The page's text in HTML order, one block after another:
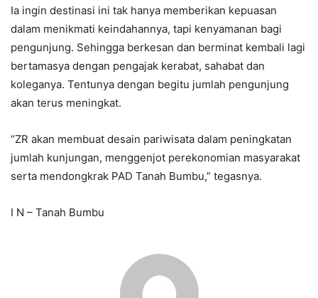
Ia ingin destinasi ini tak hanya memberikan kepuasan
dalam menikmati keindahannya, tapi kenyamanan bagi
pengunjung. Sehingga berkesan dan berminat kembali lagi
bertamasya dengan pengajak kerabat, sahabat dan
koleganya. Tentunya dengan begitu jumlah pengunjung
akan terus meningkat.
“ZR akan membuat desain pariwisata dalam peningkatan
jumlah kunjungan, menggenjot perekonomian masyarakat
serta mendongkrak PAD Tanah Bumbu,” tegasnya.
I N – Tanah Bumbu